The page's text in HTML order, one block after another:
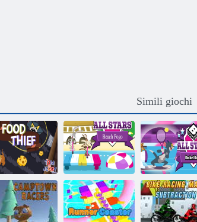
Simili giochi
Il ladro di cibo
dello spettacolo
Tom e Jerry
Pogo sulla
spiaggia di tutte
le stelle
Racchetta All
Stars Rocket